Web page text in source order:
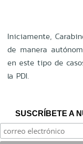
Iniciamente,
de manera
en este tipo de
la PDI.
SUSCRÍBETE A